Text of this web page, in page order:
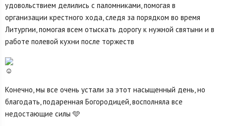
удовольствием делились с паломниками, помогая в
организации крестного хода, следя за порядком во время
Литургии, помогая всем отыскать дорогу к нужной святыни и в
работе полевой кухни после торжеств
☺
Конечно, мы все очень устали за этот насыщенный день, но
благодать, подаренная Богородицей, восполняла все
недостающие силы 🩵